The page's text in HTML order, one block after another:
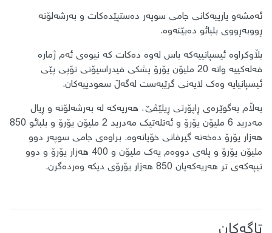
ئەمشەو یارییەکانی جامی سوپەر دەستپێدەکات و بەرشەلۆنە
ڕووبەڕووی بلبائو دەبێتەوە.
بڵاوکراوە ئیسپانییەکە باس لەوە دەکات کە نیوەی ئەم ژمارە
فەلەکییە واتە 20 ملیۆن یۆرۆ پشکی فیدراسیۆنی تۆپی پێی
ئیسپانیایە وەک لایەنی گرێبەست لەگەڵ سعودییەکان.
بەڵام بەگوێرەی ڕاپۆرتی ڕیلێڤێ، هەریەکە لە بەرشەلۆنە و ڕیال
مەدرید 6 ملیۆن یۆرۆ و ئەتلەتیک مەدرید 2 ملیۆن یۆرۆ و بلبائو 850
هەزار یۆرۆ دەخەنە گیرفانی خۆیانەوە. براوەی جامی سوپەر دوو
ملیۆن یۆرۆ و پلەی دووەم یەک ملیۆن و 400 هەزار یۆرۆ و دوو
تیپەکەی تر هەریەکەیان 850 هەزار یۆرۆی دیکە وەردەگرن.